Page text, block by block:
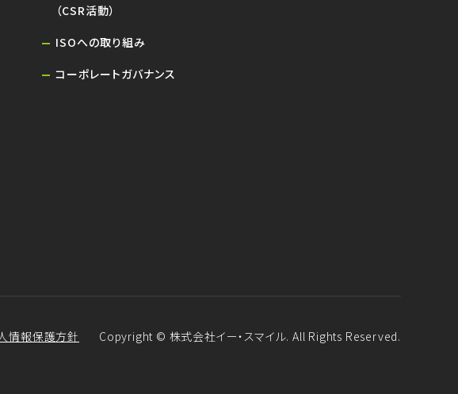
（CSR活動）
ISOへの取り組み
コーポレートガバナンス
情報保護方針 Copyright © 株式会社イー・スマイル. All Rights Reserved.